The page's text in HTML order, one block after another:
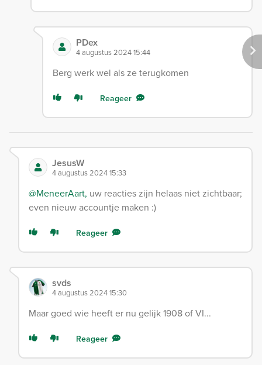
PDex
4 augustus 2024 15:44
Berg werk wel als ze terugkomen
Reageer
JesusW
4 augustus 2024 15:33
@MeneerAart, uw reacties zijn helaas niet zichtbaar;
even nieuw accountje maken :)
Reageer
svds
4 augustus 2024 15:30
Maar goed wie heeft er nu gelijk 1908 of VI...
Reageer